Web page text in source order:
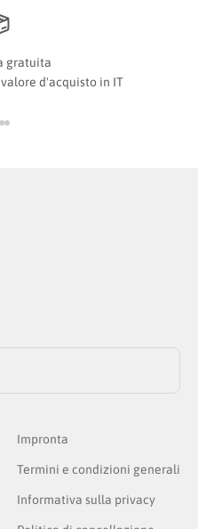
gratuita
d'acquisto in IT
Impronta
Termini e condizioni generali
Informativa sulla privacy